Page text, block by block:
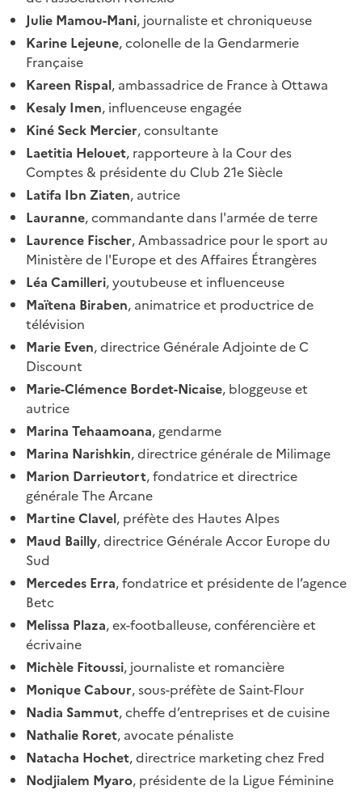
Julie Mamou-Mani, journaliste et chroniqueuse
Karine Lejeune, colonelle de la Gendarmerie
Française
Kareen Rispal, ambassadrice de France à Ottawa
Kesaly Imen, influenceuse engagée
Kiné Seck Mercier, consultante
Laetitia Helouet, rapporteure à la Cour des
Comptes & présidente du Club 21e Siècle
Latifa Ibn Ziaten, autrice
Lauranne, commandante dans l'armée de terre
Laurence Fischer, Ambassadrice pour le sport au
Ministère de l'Europe et des Affaires Étrangères
Léa Camilleri, youtubeuse et influenceuse
Maïtena Biraben, animatrice et productrice de
télévision
Marie Even, directrice Générale Adjointe de C
Discount
Marie-Clémence Bordet-Nicaise, bloggeuse et
autrice
Marina Tehaamoana, gendarme
Marina Narishkin, directrice générale de Milimage
Marion Darrieutort, fondatrice et directrice
générale The Arcane
Martine Clavel, préfète des Hautes Alpes
Maud Bailly, directrice Générale Accor Europe du
Sud
Mercedes Erra, fondatrice et présidente de l’agence
Betc
Melissa Plaza, ex-footballeuse, conférencière et
écrivaine
Michèle Fitoussi, journaliste et romancière
Monique Cabour, sous-préfète de Saint-Flour
Nadia Sammut, cheffe d’entreprises et de cuisine
Nathalie Roret, avocate pénaliste
Natacha Hochet, directrice marketing chez Fred
Nodjialem Myaro, présidente de la Ligue Féminine